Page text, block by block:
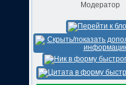
Модератор